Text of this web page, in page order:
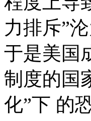
力排斥”
于是美国
制度的国
化”下 的